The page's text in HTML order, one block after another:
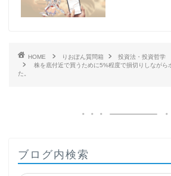
HOME りおぽん質問箱
投資法・投資哲学
株を底付近で買うために5%程度で損切りしながら
た。
ブログ内検索